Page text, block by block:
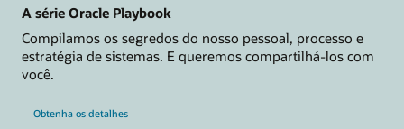
A série Oracle Playbook
Compilamos os segredos do nosso pessoal, processo e
estratégia de sistemas. E queremos compartilhá-los com
você.
Obtenha os detalhes